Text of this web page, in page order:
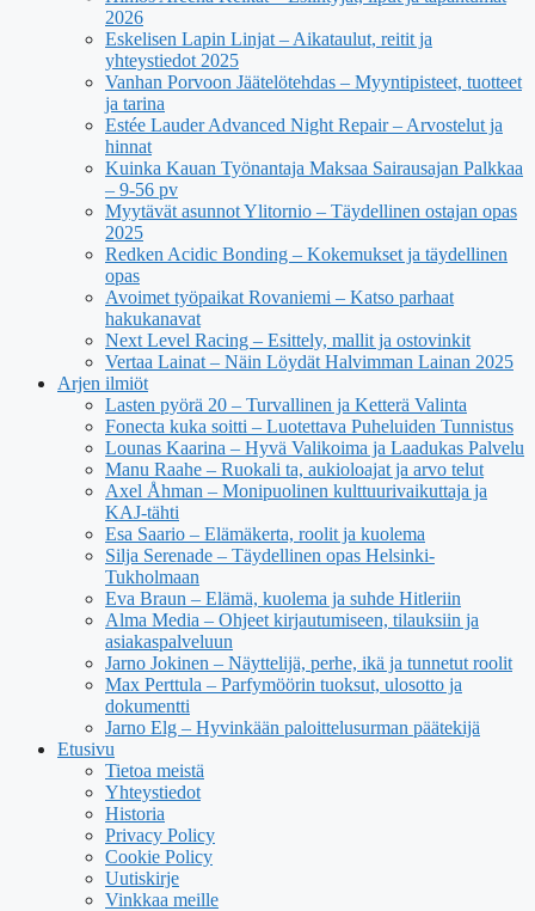
2026
Eskelisen Lapin Linjat – Aikataulut, reitit ja
yhteystiedot 2025
Vanhan Porvoon Jäätelötehdas – Myyntipisteet, tuotteet
ja tarina
Estée Lauder Advanced Night Repair – Arvostelut ja
hinnat
Kuinka Kauan Työnantaja Maksaa Sairausajan Palkkaa
– 9-56 pv
Myytävät asunnot Ylitornio – Täydellinen ostajan opas
2025
Redken Acidic Bonding – Kokemukset ja täydellinen
opas
Avoimet työpaikat Rovaniemi – Katso parhaat
hakukanavat
Next Level Racing – Esittely, mallit ja ostovinkit
Vertaa Lainat – Näin Löydät Halvimman Lainan 2025
Arjen ilmiöt
Lasten pyörä 20 – Turvallinen ja Ketterä Valinta
Fonecta kuka soitti – Luotettava Puheluiden Tunnistus
Lounas Kaarina – Hyvä Valikoima ja Laadukas Palvelu
Manu Raahe – Ruokali ta, aukioloajat ja arvo telut
Axel Åhman – Monipuolinen kulttuurivaikuttaja ja
KAJ-tähti
Esa Saario – Elämäkerta, roolit ja kuolema
Silja Serenade – Täydellinen opas Helsinki-
Tukholmaan
Eva Braun – Elämä, kuolema ja suhde Hitleriin
Alma Media – Ohjeet kirjautumiseen, tilauksiin ja
asiakaspalveluun
Jarno Jokinen – Näyttelijä, perhe, ikä ja tunnetut roolit
Max Perttula – Parfymöörin tuoksut, ulosotto ja
dokumentti
Jarno Elg – Hyvinkään paloittelusurman päätekijä
Etusivu
Tietoa meistä
Yhteystiedot
Historia
Privacy Policy
Cookie Policy
Uutiskirje
Vinkkaa meille